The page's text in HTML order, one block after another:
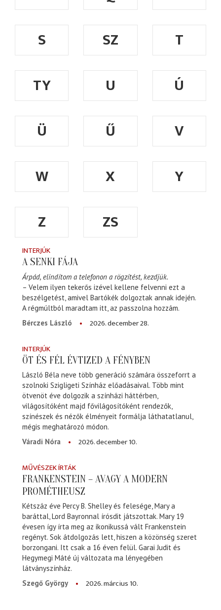
S
SZ
T
TY
U
Ú
Ü
Ű
V
W
X
Y
Z
ZS
INTERJÚK
A SENKI FÁJA
Árpád, elindítom a telefonon a rögzítést, kezdjük.
– Velem ilyen tekerős izével kellene felvenni ezt a
beszélgetést, amivel Bartókék dolgoztak annak idején.
A régmúltból maradtam itt, az passzolna hozzám.
Bérczes László
2026. december 28.
INTERJÚK
ÖT ÉS FÉL ÉVTIZED A FÉNYBEN
László Béla neve több generáció számára összeforrt a
szolnoki Szigligeti Színház előadásaival. Több mint
ötvenöt éve dolgozik a színházi háttérben,
világosítóként majd fővilágosítóként rendezők,
színészek és nézők élményeit formálja láthatatlanul,
mégis meghatározó módon.
Váradi Nóra
2026. december 10.
MŰVÉSZEK ÍRTÁK
FRANKENSTEIN – AVAGY A MODERN
PROMÉTHEUSZ
Kétszáz éve Percy B. Shelley és felesége, Mary a
baráttal, Lord Bayronnal írósdit játszottak. Mary 19
évesen így írta meg az ikonikussá vált Frankenstein
regényt. Sok átdolgozás lett, hiszen a közönség szeret
borzongani. Itt csak a 16 éven felül. Garai Judit és
Hegymegi Máté új változata ma lényegében
látványszínház.
Szegő György
2026. március 10.